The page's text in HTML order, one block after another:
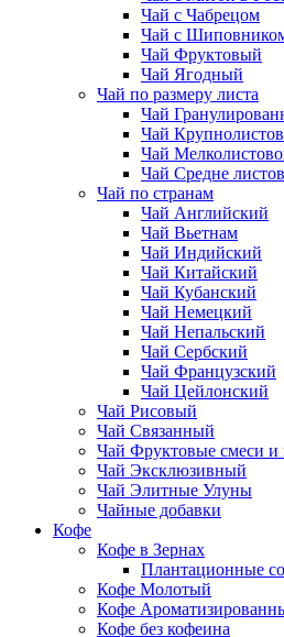
Чай с Чабрецом
Чай с
Чай Фруктовый
Чай Ягодный
Чай по размеру листа
Чай
Чай
Чай
Чай Средне
Чай по странам
Чай Английский
Чай Вьетнам
Чай Индийский
Чай Китайский
Чай Кубанский
Чай Немецкий
Чай Непальский
Чай Сербский
Чай Французский
Чай Цейлонский
Чай Рисовый
Чай Связанный
Чай Фруктовые смеси и
Чай Эксклюзивный
Чай Элитные Улуны
Чайные добавки
Кофе
Кофе в Зернах
Плантационные
Кофе Молотый
Кофе
Кофе без кофеина